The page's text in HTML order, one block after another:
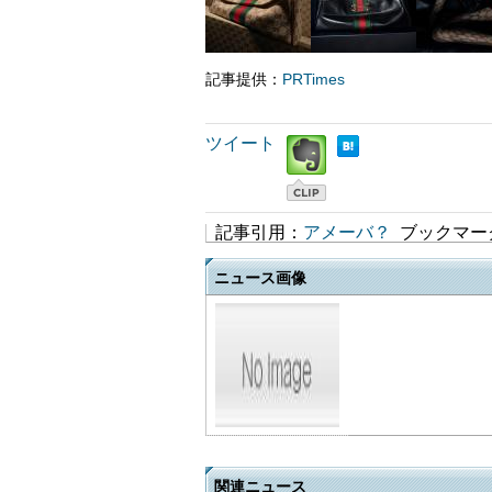
記事提供： PRTimes
ツイート
記事引用： アメーバ？ ブックマー
ニュース画像
関連ニュース